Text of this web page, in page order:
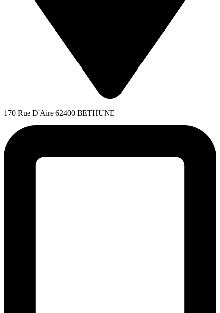
170 Rue D'Aire 62400 BETHUNE